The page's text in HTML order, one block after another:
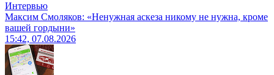
Интервью
Максим Смоляков: «Ненужная аскеза никому не нужна, кроме
вашей гордыни»
15:42, 07.08.2026